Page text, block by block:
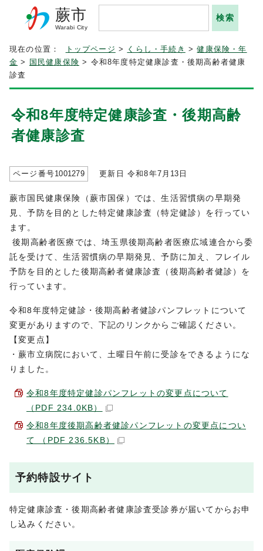
蕨市
Warabi City
現在の位置： トップページ > くらし・手続き >健康保険・年
金 > 国民健康保険 > 令和8年度特定健康診査・後期高齢者健康
診査
令和8年度特定健康診査・後期高齢
者健康診査
ページ番号1001279 更新日 令和8年7月 13 日
蕨市国民健康保険（蕨市国保）では、生活習慣病の早期発
見、予防を目的とした特定健康診査（特定健診）を行ってい
ます。
後期高齢者医療では、埼玉県後期高齢者医療広域連合から委
託を受けて、生活習慣病の早期発見、予防に加え、フレイル
予防を目的とした後期高齢者健康診査（後期高齢者健診）を
行っています。
令和8年度特定健診・後期高齢者健診パンフレットについて
変更がありますので、下記のリンクからご確認ください。
【変更点】
・蕨市立病院において、土曜日午前に受診をできるようにな
りました。
令和8年度特定健診パンフレットの変更点について
（PDF 234.0KB）
令和8年度後期高齢者健診パンフレットの変更点につい
て （PDF 236.5KB）
予約特設サイト
特定健康診査・後期高齢者健康診査受診券が届いてからお申
し込みください。